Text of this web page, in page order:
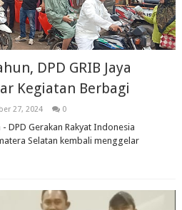
DPD GRIB Jaya
Kegiatan Berbagi
27, 2024 0
DPD Gerakan Rakyat Indonesia
Selatan kembali menggelar